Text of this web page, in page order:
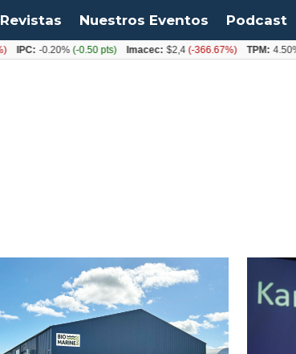
Revistas Nuestros Eventos Podcast
IPC: -0.20%(-0.50 pts) Imacec: $2,4(-366.67%) TPM: 4.50%